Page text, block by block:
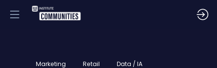
Marketing Retail Data / IA